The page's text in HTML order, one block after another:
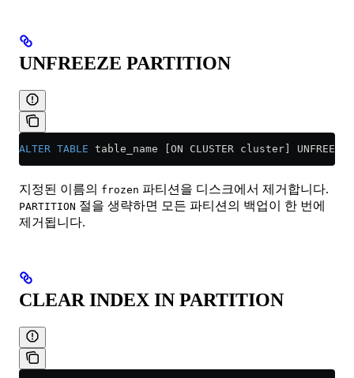
UNFREEZE PARTITION
ALTER TABLE table_name [ON CLUSTER cluster]
지정된 이름의 frozen 파티션을 디스크에서 제거합니다.
PARTITION 절을 생략하면 모든 파티션의 백업이 한 번에
제거됩니다.
CLEAR INDEX IN PARTITION